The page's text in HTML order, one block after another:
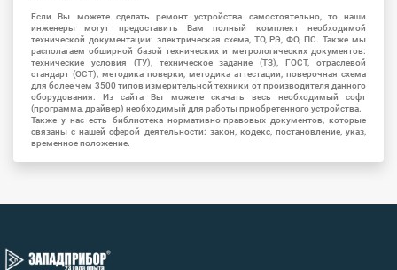
Если Вы можете сделать ремонт устройства самостоятельно, то наши
инженеры могут предоставить Вам полный комплект необходимой
технической документации: электрическая схема, ТО, РЭ, ФО, ПС. Также мы
располагаем обширной базой технических и метрологических документов:
технические условия (ТУ), техническое задание (ТЗ), ГОСТ, отраслевой
стандарт (ОСТ), методика поверки, методика аттестации, поверочная схема
для более чем 3500 типов измерительной техники от производителя данного
оборудования. Из сайта Вы можете скачать весь необходимый софт
(программа, драйвер) необходимый для работы приобретенного устройства.
Также у нас есть библиотека нормативно-правовых документов, которые
связаны с нашей сферой деятельности: закон, кодекс, постановление, указ,
временное положение.